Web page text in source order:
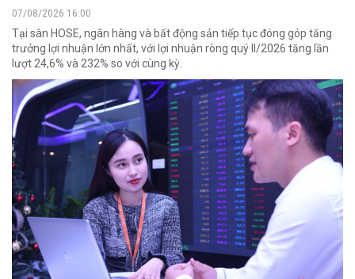
07/08/2026 16:00
Tại sàn HOSE, ngân hàng và bất động sản tiếp tục đóng góp tăng
trưởng lợi nhuận lớn nhất, với lợi nhuận ròng quý II/2026 tăng lần
lượt 24,6% và 232% so với cùng kỳ.